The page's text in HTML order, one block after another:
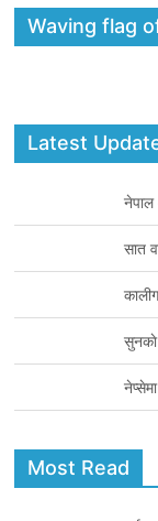
c
o
i
e
n
Waving flag
Latest
नेपाल
सात
सुनकाे
Most Read